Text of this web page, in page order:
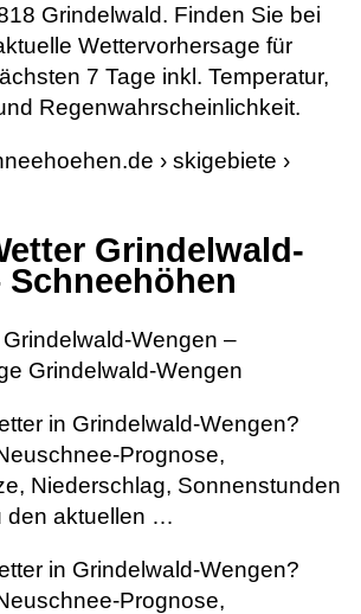
Grindelwald. Finden Sie bei
Wettervorhersage für
7 Tage inkl. Temperatur,
Regenwahrscheinlichkeit.
› skigebiete ›
Grindelwald-
Schneehöhen
Wengen –
Grindelwald-Wengen
in Grindelwald-Wengen?
Prognose,
Niederschlag, Sonnenstunden
den aktuellen …
in Grindelwald-Wengen?
Prognose,